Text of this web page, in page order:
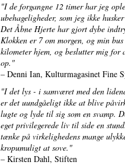
"I de forgangne 12 timer har jeg
ubehageligheder, som jeg ikke
Det Åbne Hjerte har gjort dybe
Klokken er 7 om morgen, og min
kilometer hjem, og beslutter mig for
op."
– Denni Ian, Kulturmagasinet Fine
"I det lys - i samværet med den
er det uundgåeligt ikke at blive
lugte og lyde til sig som en svamp.
eget privilegerede liv til side en
tænke på virkelighedens mange
kropumuligt at sove."
– Kirsten Dahl, Stiften